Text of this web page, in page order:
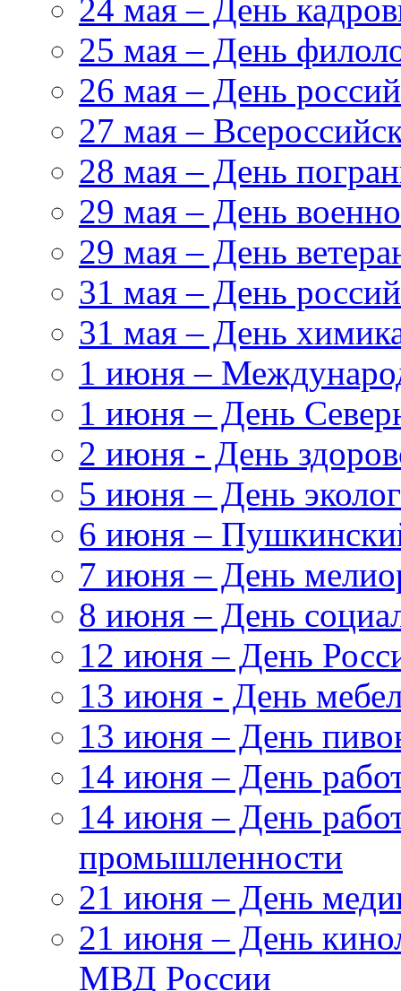
24 мая – День
25 мая – День
26 мая – День
27 мая –
28 мая – День
29 мая – День
29 мая – День
31 мая – День
31 мая – День
1 июня –
1 июня – День
2 июня - День
5 июня – День
6 июня –
7 июня – День
8 июня – День
12 июня – День
13 июня - День
13 июня – День
14 июня – День
14 июня – День
промышленности
21 июня – День
21 июня – День
МВД России